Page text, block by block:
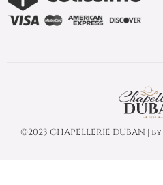
©2023 CHAPELLERIE DUBAN | by